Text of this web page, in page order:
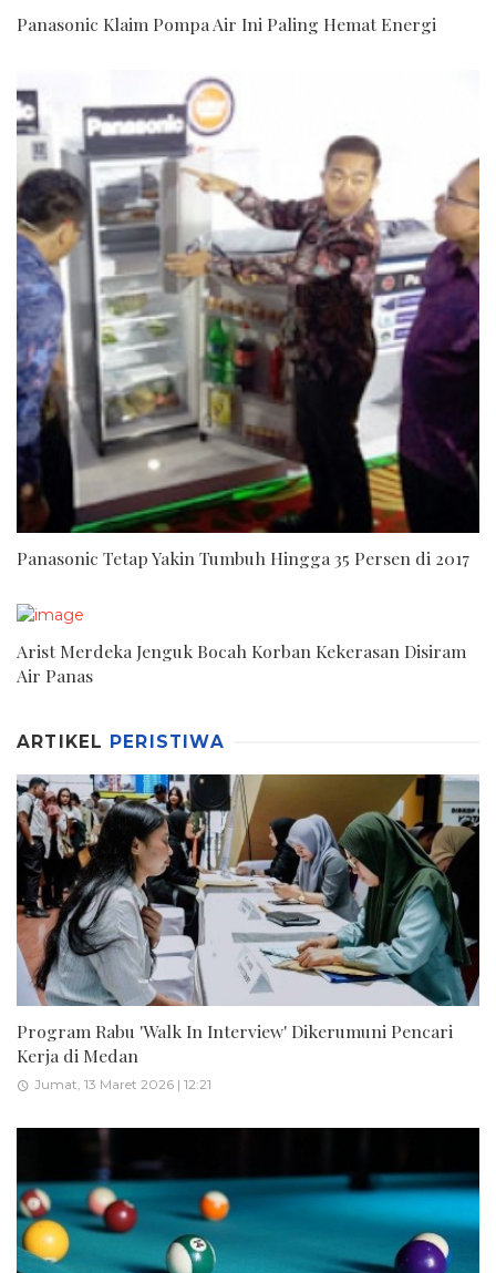
Panasonic Klaim Pompa Air Ini Paling Hemat Energi
Panasonic Tetap Yakin Tumbuh Hingga 35 Persen di 2017
Arist Merdeka Jenguk Bocah Korban Kekerasan Disiram
Air Panas
ARTIKEL PERISTIWA
Program Rabu 'Walk In Interview' Dikerumuni Pencari
Kerja di Medan
Jumat, 13 Maret 2026 | 12:21